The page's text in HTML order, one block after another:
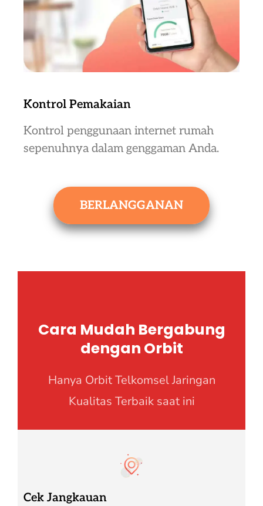
Kontrol Pemakaian
Kontrol penggunaan internet rumah
sepenuhnya dalam genggaman Anda.
BERLANGGANAN
Cara Mudah Bergabung
dengan Orbit
Hanya Orbit Telkomsel Jaringan
Kualitas Terbaik saat ini
Cek Jangkauan